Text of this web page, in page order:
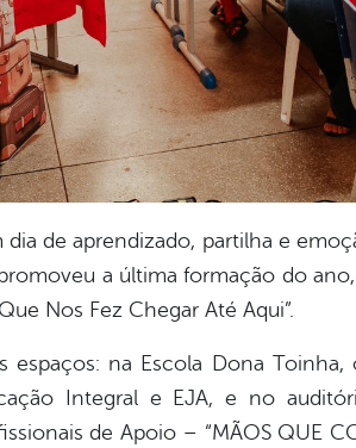
de aprendizado, partilha e
a última formação do
Nos Fez Chegar Até Aqui”.
espaços: na Escola Dona
Integral e EJA, e no
de Apoio – “MÃOS QUE